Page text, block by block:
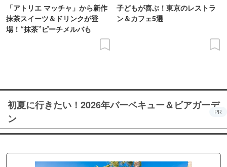
「アトリエ マッチャ」から新作
抹茶スイーツ＆ドリンクが登
場！“抹茶”ピーチメルバも
子どもが喜ぶ！東京のレストラ
ン＆カフェ5選
初夏に行きたい！2026年バーベキュー＆ビアガーデ
ン
PR